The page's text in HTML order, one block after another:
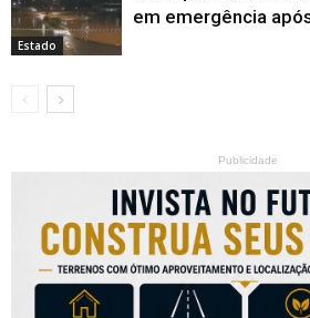
Estado
em emergência
Publicidade